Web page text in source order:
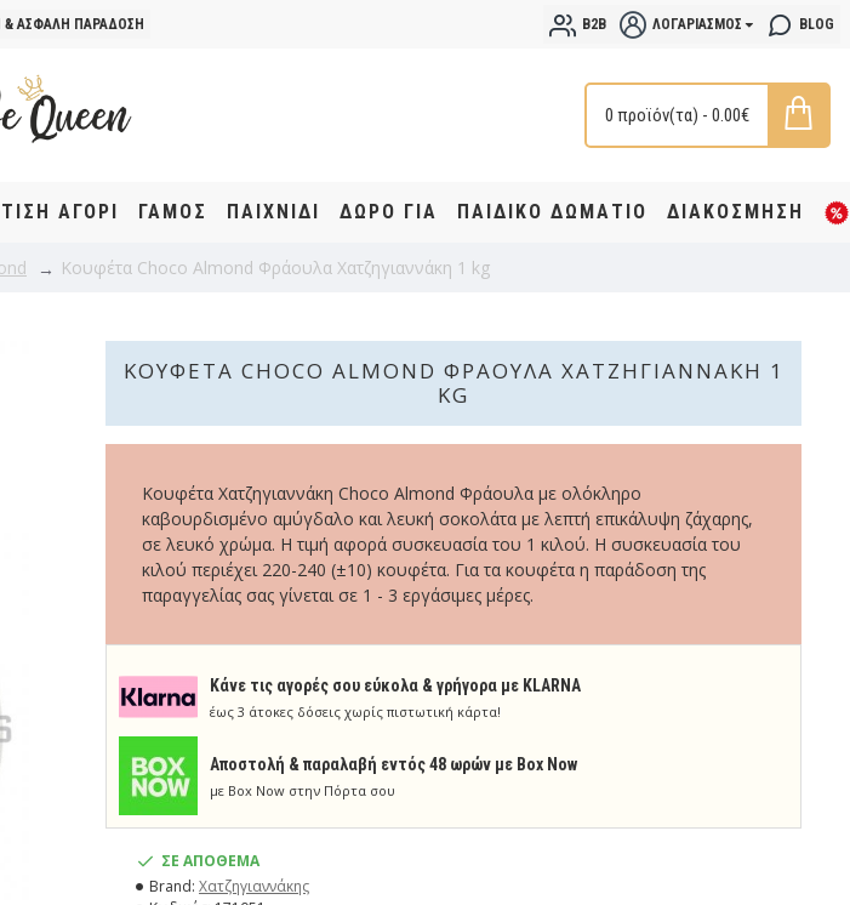
& ΑΣΦΑΛΗ ΠΑΡΑΔΟΣΗ B2B ΛΟΓΑΡΙΑΣΜΌΣ BLOG
0 προϊόν(τα) - 0.00€
ΑΓΌΡΙ ΓΑΜΟΣ ΠΑΙΧΝΙΔΙ ΔΩΡΟ ΓΙΑ ΠΑΙΔΙΚΟ ΔΩΜΑΤΙΟ ΔΙΑΚΟΣΜΗΣΗ
Κουφέτα Choco Almond Φράουλα Χατζηγιαννάκη 1 kg
ΚΟΥΦΈΤΑ CHOCO ALMOND ΦΡΆΟΥΛΑ ΧΑΤΖΗΓΙΑΝΝΆΚΗ 1
KG
Κάνε τις αγορές σου εύκολα & γρήγορα με KLARNA
έως 3 άτοκες δόσεις χωρίς πιστωτική κάρτα!
Aποστολή & παραλαβή εντός 48 ωρών με Box Now
με Box Now στην Πόρτα σου
Κουφέτα Χατζηγιαννάκη Choco Almond Φράουλα με ολόκληρο
καβουρδισμένο αμύγδαλο και λευκή σοκολάτα με λεπτή επικάλυψη ζάχαρης,
σε λευκό χρώμα. Η τιμή αφορά συσκευασία του 1 κιλού. Η συσκευασία του
κιλού περιέχει 220-240 (±10) κουφέτα. Για τα κουφέτα η παράδοση της
παραγγελίας σας γίνεται σε 1 - 3 εργάσιμες μέρες.
ΣΕ ΑΠΟΘΕΜΑ
Brand: Χατζηγιαννάκης